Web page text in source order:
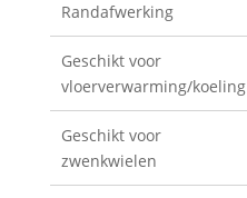
Randafwerking
Geschikt voor
vloerverwarming/koeling
Geschikt voor
zwenkwielen